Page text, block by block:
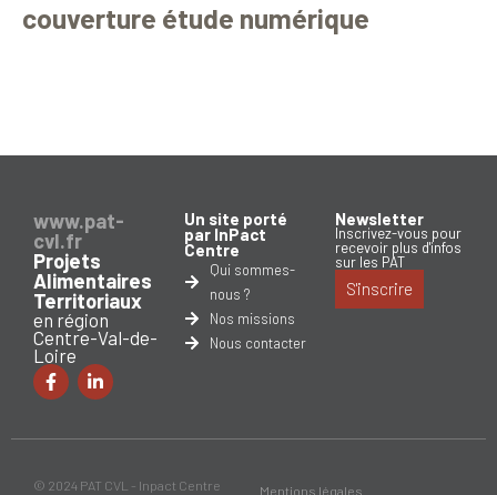
couverture étude numérique
www.pat-
cvl.fr
Projets
Alimentaires
Territoriaux
en région
Centre-Val-de-
Loire
Un site porté
par InPact
Centre
Qui sommes-
nous ?
Nos missions
Nous contacter
Newsletter
Inscrivez-vous pour
recevoir plus d'infos
sur les PAT
S'inscrire
© 2024 PAT CVL - Inpact Centre Mentions légales